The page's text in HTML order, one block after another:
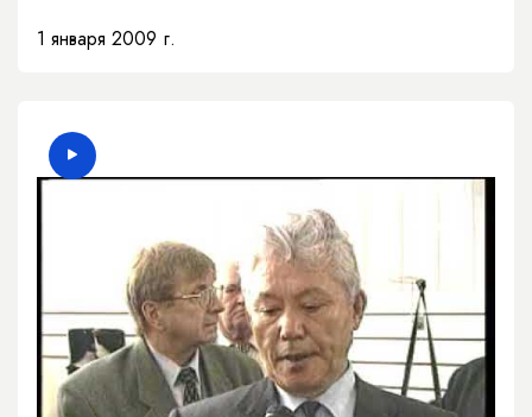
1 января 2009 г.